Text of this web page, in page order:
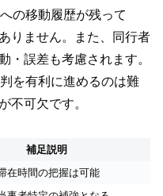
の移動履歴が残って
りません。また、同行者
・誤差も考慮されます。
を有利に進めるのは難
不可欠です。
補足説明
在時間の把握は可能